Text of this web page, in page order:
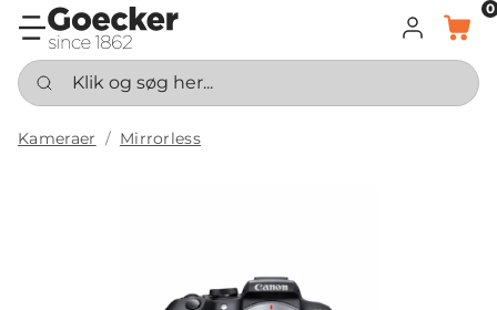
LOG INDKURV
0
Klik og søg her...
Kameraer Mirrorless